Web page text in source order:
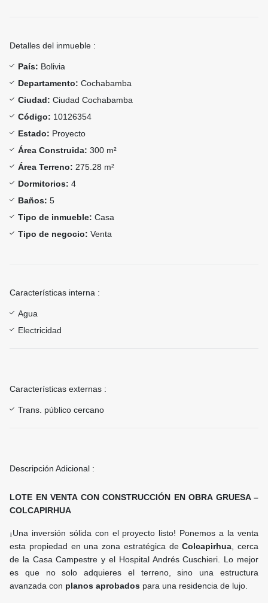
Detalles del inmueble :
País: Bolivia
Departamento: Cochabamba
Ciudad: Ciudad Cochabamba
Código: 10126354
Estado: Proyecto
Área Construida: 300 m²
Área Terreno: 275.28 m²
Dormitorios: 4
Baños: 5
Tipo de inmueble: Casa
Tipo de negocio: Venta
Características interna :
Agua
Electricidad
Características externas :
Trans. público cercano
Descripción Adicional :
LOTE EN VENTA CON CONSTRUCCIÓN EN OBRA GRUESA –
COLCAPIRHUA
¡Una inversión sólida con el proyecto listo! Ponemos a la venta
esta propiedad en una zona estratégica deColcapirhua , cerca
de la Casa Campestre y el Hospital Andrés Cuschieri. Lo mejor
es que no solo adquieres el terreno, sino una estructura
avanzada con planos aprobados para una residencia de lujo.